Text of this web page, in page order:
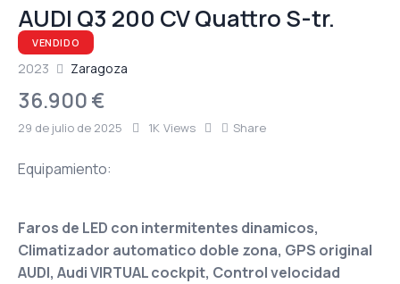
AUDI Q3 200 CV Quattro S-tr.
VENDIDO
2023 Zaragoza
36.900 €
29 de julio de 2025 1K Views Share
Equipamiento:
Faros de LED con intermitentes dinamicos,
Climatizador automatico doble zona, GPS original
AUDI, Audi VIRTUAL cockpit, Control velocidad